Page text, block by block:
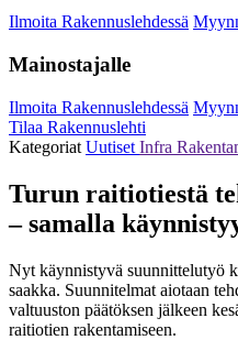
Ilmoita Rakennuslehdessä
Mainostajalle
Ilmoita Rakennuslehdessä
Tilaa Rakennuslehti
Kategoriat Uutiset Infra
Turun raitiotiestä
– samalla
Nyt käynnistyvä suunnittelutyö
saakka. Suunnitelmat aiotaan
valtuuston päätöksen jälkeen
raitiotien rakentamiseen.